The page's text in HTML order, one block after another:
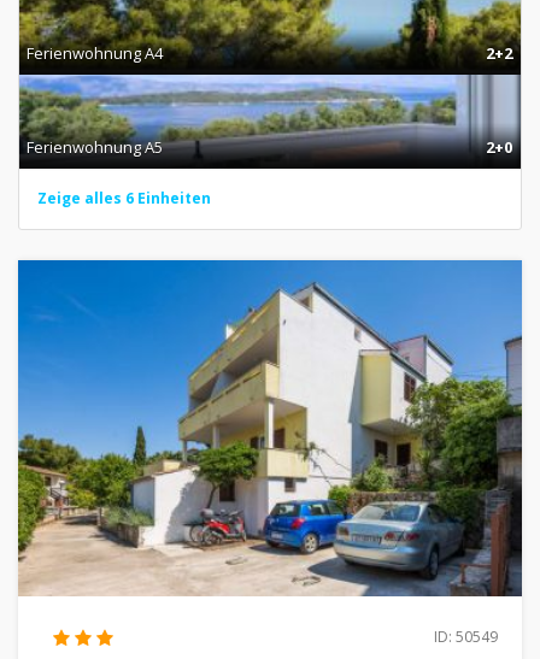
Ferienwohnung A4 2+2
Ferienwohnung A5 2+0
Zeige alles 6 Einheiten
ID: 50549